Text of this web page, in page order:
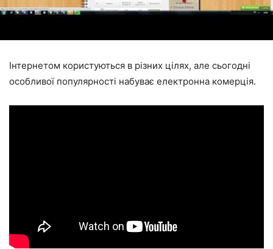
Інтернетом користуються в різних цілях, але сьогодні
особливої популярності набуває електронна комерція.